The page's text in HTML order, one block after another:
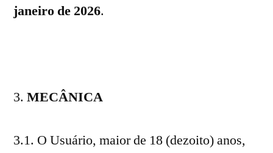
janeiro de 2026.
3. MECÂNICA
3.1. O Usuário, maior de 18 (dezoito) anos,